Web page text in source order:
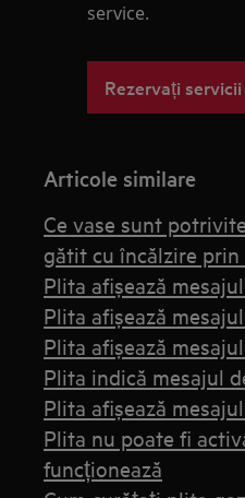
service.
Rezervați servicii
Articole similare
Ce vase sunt
gătit cu încălzire prin
Plita afişează
Plita afișează
Plita afişează
Plita indică mesajul
Plita afișează
Plita nu poate fi
funcționează